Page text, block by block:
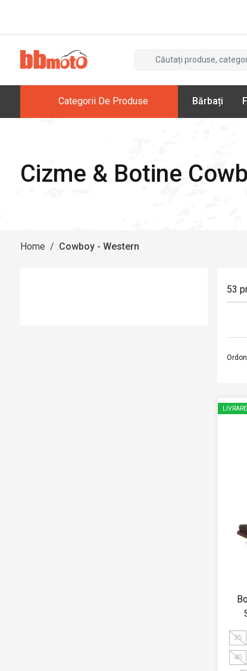
Categorii De Produse Bărbați
Cizme & Botine
Home / Cowboy - Western
53
35
40